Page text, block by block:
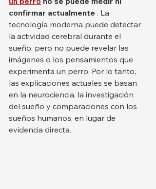
confirmar actualmente . La
tecnología moderna puede detectar
la actividad cerebral durante el
sueño, pero no puede revelar las
imágenes o los pensamientos que
experimenta un perro. Por lo tanto,
las explicaciones actuales se basan
en la neurociencia, la investigación
del sueño y comparaciones con los
sueños humanos, en lugar de
evidencia directa.